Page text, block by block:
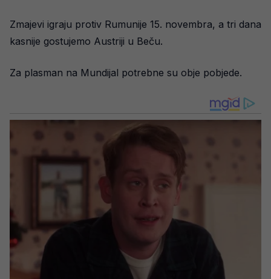
Zmajevi igraju protiv Rumunije 15. novembra, a tri dana
kasnije gostujemo Austriji u Beču.
Za plasman na Mundijal potrebne su obje pobjede.